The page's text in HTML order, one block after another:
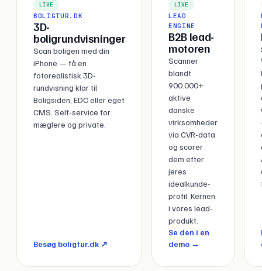
LIVE
BOLIGTUR.DK
3D-
boligrundvisninger
Scan boligen med din
iPhone — få en
fotorealistisk 3D-
rundvisning klar til
Boligsiden, EDC eller eget
CMS. Self-service for
mæglere og private.
Besøg boligtur.dk ↗
LIVE
LEAD
ENGINE
B2B lead-
motoren
Scanner
blandt
900.000+
aktive
danske
virksomheder
via CVR-data
og scorer
dem efter
jeres
idealkunde-
profil. Kernen
i vores lead-
produkt.
Se den i en
demo →